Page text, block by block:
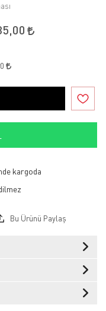
kargoda
Bu Ürünü Paylaş